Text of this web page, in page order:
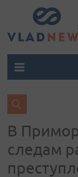
В
следам